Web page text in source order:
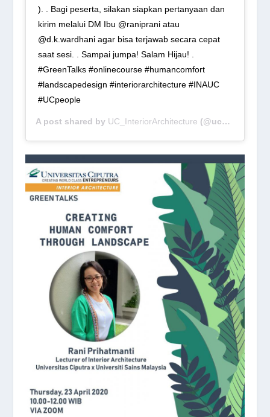
). . Bagi peserta, silakan siapkan pertanyaan dan
kirim melalui DM Ibu @raniprani atau
@d.k.wardhani agar bisa terjawab secara cepat
saat sesi. . Sampai jumpa! Salam Hijau! .
#GreenTalks #onlinecourse #humancomfort
#landscapedesign #interiorarchitecture #INAUC
#UCpeople
A post shared by UC_InteriorArchitecture (@uc_interiorarchitecture) on